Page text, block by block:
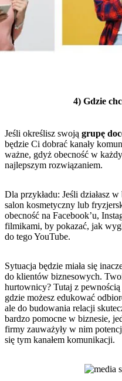
4) Gdzie
Jeśli określisz swoją grupę
będzie Ci dobrać kanały
ważne, gdyż obecność w
najlepszym rozwiązaniem.
Dla przykładu: Jeśli działasz
salon kosmetyczny lub
obecność na Facebook’u,
filmikami, by pokazać, jak
do tego YouTube.
Sytuacja będzie miała się
do klientów biznesowych.
hurtownicy? Tutaj z
gdzie możesz edukować
ale do budowania relacji
bardzo pomocne w biznesie,
firmy zauważyły w nim
się tym kanałem komunikacji.